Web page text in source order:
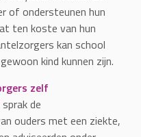
of ondersteunen hun
ten koste van hun
kan school
kind kunnen zijn.
zelf
sprak de
ouders met een ziekte,